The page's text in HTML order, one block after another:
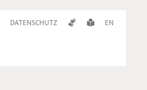
DATENSCHUTZ EN